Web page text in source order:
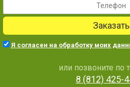
Заказать
Я согласен на обработку моих
или позвоните по
8 (812) 425-